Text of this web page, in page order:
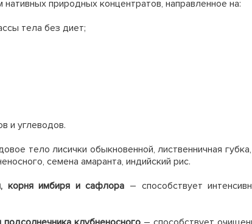
природных концентратов, направленное на:
тела без диет;
и углеводов.
тело лисички обыкновенной, лиственничная
семена амаранта, индийский рис.
корня имбиря и сафлора – способствует